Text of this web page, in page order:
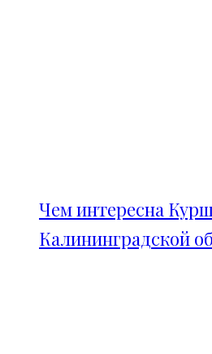
Чем интересна
Калининградской